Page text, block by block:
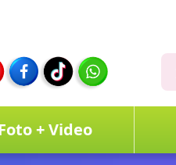
+ Video